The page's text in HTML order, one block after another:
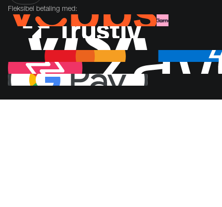
Fleksibel betaling med: